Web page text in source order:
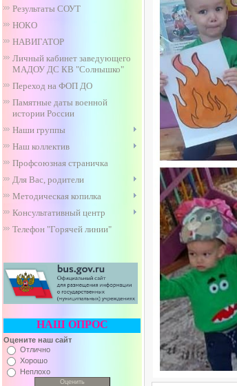
Результаты СОУТ
НОКО
НАВИГАТОР
Личный кабинет заведующего
МАДОУ ДС КВ "Солнышко"
Переход на ФОП ДО
Памятные даты военной
истории России
Наши группы
Наш коллектив
Профсоюзная страничка
Для Вас, родители
Методическая копилка
Консультативный центр
Телефон "Горячей линии"
НАШ ОПРОС
Оцените наш сайт
Отлично
Хорошо
Неплохо